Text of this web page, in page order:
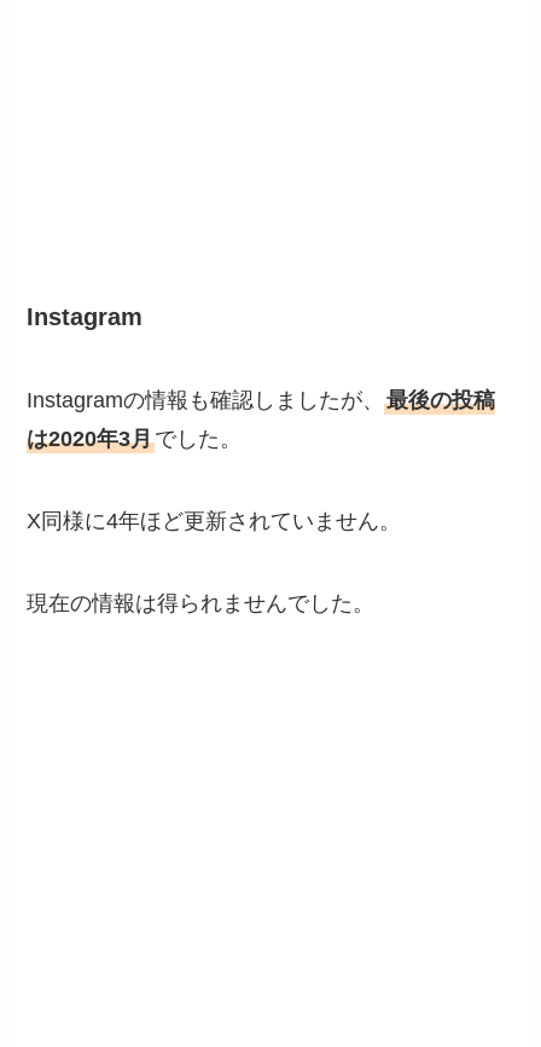
Instagram
Instagramの情報も確認しましたが、最後の投稿
は2020年3月でした。
X同様に4年ほど更新されていません。
現在の情報は得られませんでした。